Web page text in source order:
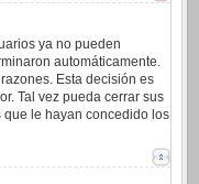
ya no pueden
automáticamente.
Esta decisión es
Tal vez pueda cerrar sus
le hayan concedido los